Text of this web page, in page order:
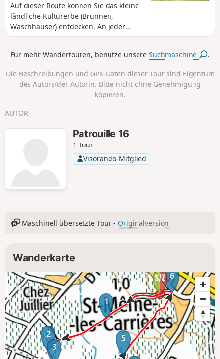
Auf dieser Route können Sie das kleine
ländliche Kulturerbe (Brunnen,
Waschhäuser) entdecken. An jeder
Wasserstelle finden Sie eine historische
Diese Route umfasst auch das
(die Kirche Saint-Projet aus dem 13.
Jahrhundert, die Place Jacquaire, die
protestantische Stele, das Schloss von
Ségeville und die verstreuten Weiler der
Route verbindet auch die Vorzüge der
Landschaft, der Flora und der Fauna.
Für mehr Wandertouren, benutze unsereSuchmaschine .
Die Beschreibungen und GPX-Daten dieser Tour sind Eigentum
des Autors/der Autorin. Bitte nicht ohne Genehmigung
kopieren.
AUTOR
Patrouille 16
1 Tour
Visorando-Mitglied
Maschinell übersetzte Tour - Originalversion
Wanderkarte
1
2
3
5
6